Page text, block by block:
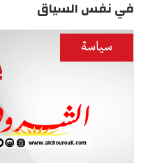
في نفس السياق
سياسة